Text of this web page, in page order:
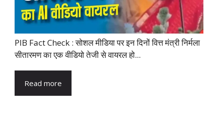
PIB Fact Check : सोशल मीडिया पर इन दिनों वित्त मंत्री निर्मला
सीतारमण का एक वीडियो तेजी से वायरल हो...
Read more